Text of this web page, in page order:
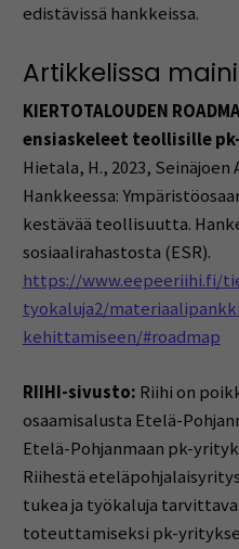
edistävissä hankkeissa.
Artikkelissa
KIERTOTALOUDEN
ensiaskeleet teollisille
Hietala, H., 2023,
Hankkeessa:
kestävää teollisuutta.
sosiaalirahastosta (ESR).
https://www.eepeeriihi.fi/
tyokaluja2/
kehittamiseen/#roadmap
RIIHI-sivusto: Riihi on
osaamisalusta Etelä-
Etelä-Pohjanmaan pk-
Riihestä
tukea ja työkaluja
toteuttamiseksi pk-